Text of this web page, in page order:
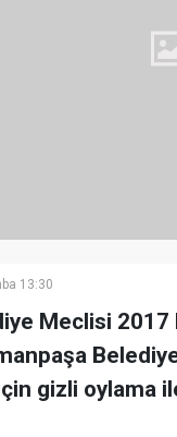
13:30
Meclisi 2017
gizli oylama